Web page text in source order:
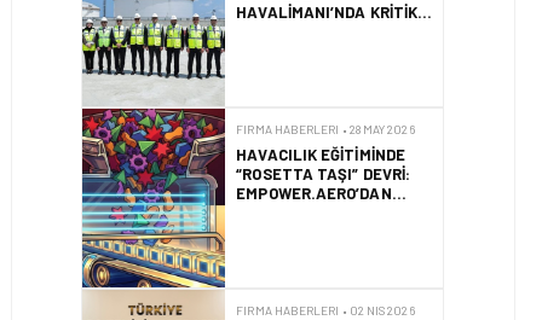
CBTA-UNITY™ TANITILDI
HITIT’TEN MILLI YILDIZ
KIZ MASA TENISÇILERE
ULAŞIM DESTEĞI